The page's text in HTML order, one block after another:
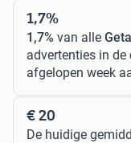
1,7%
1,7% van alle
advertenties in de
afgelopen week
€ 20
De huidige